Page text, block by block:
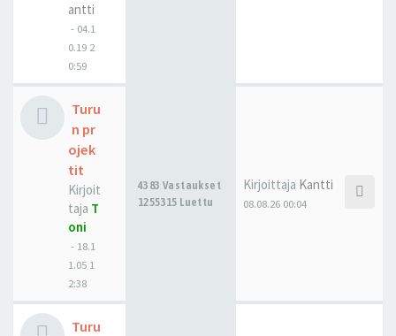
antti
- 04.1
0.19 2
0:59
Turu
n pr
ojek
tit
Kirjoit
taja T
oni
- 18.1
1.05 1
2:38
4383 Vastaukset
1255315 Luettu
Kirjoittaja Kantti
08.08.26 00:04
Turu